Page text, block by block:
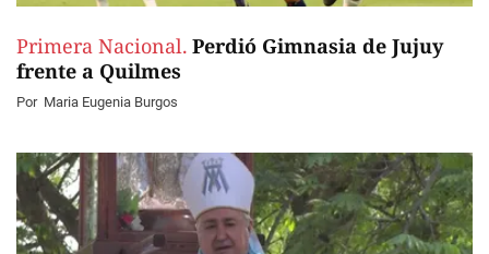
Primera Nacional. Perdió Gimnasia de Jujuy
frente a Quilmes
Por Maria Eugenia Burgos